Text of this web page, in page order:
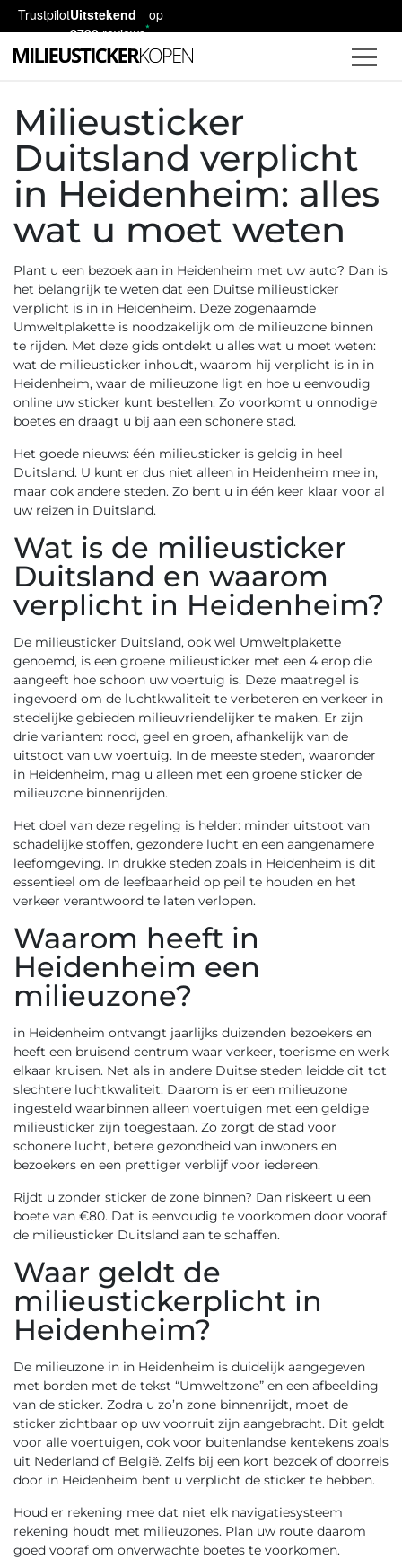
TrustpilotUitstekend
2730reviews
op
Milieusticker
Duitsland verplicht
in Heidenheim: alles
wat u moet weten
Plant u een bezoek aan in Heidenheim met uw auto? Dan is
het belangrijk te weten dat een Duitse milieusticker
verplicht is in in Heidenheim. Deze zogenaamde
Umweltplakette is noodzakelijk om de milieuzone binnen
te rijden. Met deze gids ontdekt u alles wat u moet weten:
wat de milieusticker inhoudt, waarom hij verplicht is in in
Heidenheim, waar de milieuzone ligt en hoe u eenvoudig
online uw sticker kunt bestellen. Zo voorkomt u onnodige
boetes en draagt u bij aan een schonere stad.
Het goede nieuws: één milieusticker is geldig in heel
Duitsland. U kunt er dus niet alleen in Heidenheim mee in,
maar ook andere steden. Zo bent u in één keer klaar voor al
uw reizen in Duitsland.
Wat is de milieusticker
Duitsland en waarom
verplicht in Heidenheim?
De milieusticker Duitsland, ook wel Umweltplakette
genoemd, is een groene milieusticker met een 4 erop die
aangeeft hoe schoon uw voertuig is. Deze maatregel is
ingevoerd om de luchtkwaliteit te verbeteren en verkeer in
stedelijke gebieden milieuvriendelijker te maken. Er zijn
drie varianten: rood, geel en groen, afhankelijk van de
uitstoot van uw voertuig. In de meeste steden, waaronder
in Heidenheim, mag u alleen met een groene sticker de
milieuzone binnenrijden.
Het doel van deze regeling is helder: minder uitstoot van
schadelijke stoffen, gezondere lucht en een aangenamere
leefomgeving. In drukke steden zoals in Heidenheim is dit
essentieel om de leefbaarheid op peil te houden en het
verkeer verantwoord te laten verlopen.
Waarom heeft in
Heidenheim een
milieuzone?
in Heidenheim ontvangt jaarlijks duizenden bezoekers en
heeft een bruisend centrum waar verkeer, toerisme en werk
elkaar kruisen. Net als in andere Duitse steden leidde dit tot
slechtere luchtkwaliteit. Daarom is er een milieuzone
ingesteld waarbinnen alleen voertuigen met een geldige
milieusticker zijn toegestaan. Zo zorgt de stad voor
schonere lucht, betere gezondheid van inwoners en
bezoekers en een prettiger verblijf voor iedereen.
Rijdt u zonder sticker de zone binnen? Dan riskeert u een
boete van €80. Dat is eenvoudig te voorkomen door vooraf
de milieusticker Duitsland aan te schaffen.
Waar geldt de
milieustickerplicht in
Heidenheim?
De milieuzone in in Heidenheim is duidelijk aangegeven
met borden met de tekst “Umweltzone” en een afbeelding
van de sticker. Zodra u zo’n zone binnenrijdt, moet de
sticker zichtbaar op uw voorruit zijn aangebracht. Dit geldt
voor alle voertuigen, ook voor buitenlandse kentekens zoals
uit Nederland of België. Zelfs bij een kort bezoek of doorreis
door in Heidenheim bent u verplicht de sticker te hebben.
Houd er rekening mee dat niet elk navigatiesysteem
rekening houdt met milieuzones. Plan uw route daarom
goed vooraf om onverwachte boetes te voorkomen.